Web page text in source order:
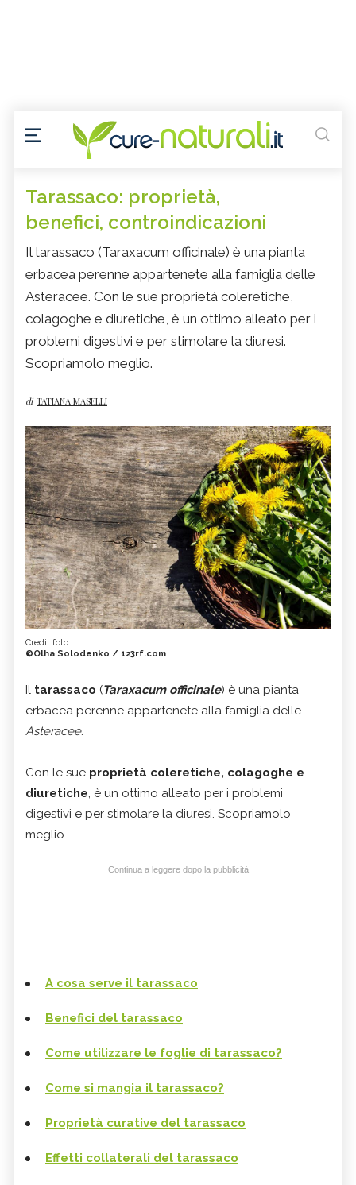
Tarassaco: proprietà,
benefici, controindicazioni
Il tarassaco (Taraxacum officinale) è una pianta
erbacea perenne appartenete alla famiglia delle
Asteracee. Con le sue proprietà coleretiche,
colagoghe e diuretiche, è un ottimo alleato per i
problemi digestivi e per stimolare la diuresi.
Scopriamolo meglio.
di TATIANA MASELLI
Credit foto
©Olha Solodenko / 123rf.com
Il tarassaco (Taraxacum officinale) è una pianta
erbacea perenne appartenete alla famiglia delle
Asteracee.
Con le sue proprietà coleretiche, colagoghe e
diuretiche, è un ottimo alleato per i problemi
digestivi e per stimolare la diuresi. Scopriamolo
meglio.
Continua a leggere dopo la pubblicità
A cosa serve il tarassaco
Benefici del tarassaco
Come utilizzare le foglie di tarassaco?
Come si mangia il tarassaco?
Proprietà curative del tarassaco
Effetti collaterali del tarassaco